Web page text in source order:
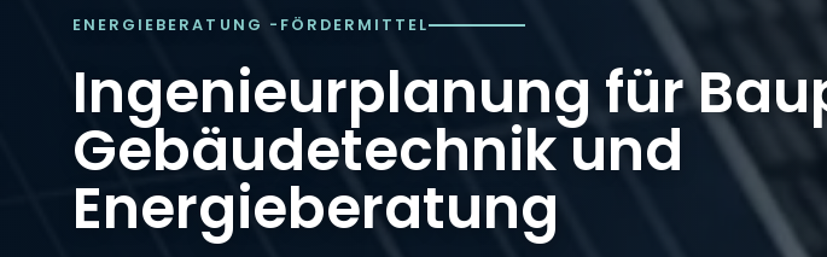
ENERGIEBERATUNG -FÖRDERMITTEL
Ingenieurplanung für
Gebäudetechnik und
Energieberatung